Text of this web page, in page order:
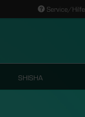
Service/Hilfe
SHISHA